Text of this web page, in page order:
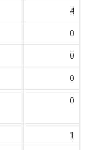
4
0
0
0
0
1